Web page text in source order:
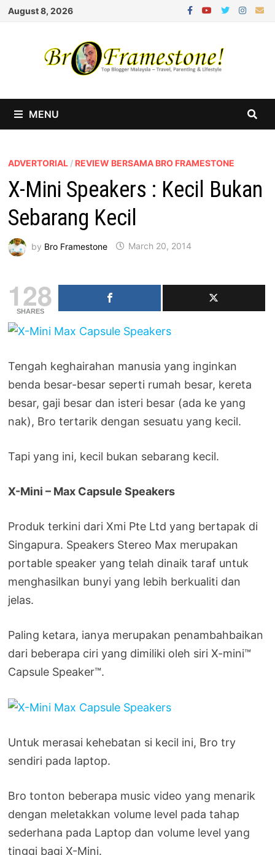
Skip
August 8, 2026
MENU
ADVERTORIAL / REVIEW BERSAMA BRO FRAMESTONE
X-Mini Speakers : Kecil Bukan
Sebarang Kecil
by Bro Framestone March 20, 2014
128
SHARES
Tengah keghairahan manusia yang inginkan
benda besar-besar seperti rumah besar, kereta
besar, gaji besar dan isteri besar (ada ke yang
nak), Bro tertarik dengan sesuatu yang kecil.
Tapi yang ini, kecil bukan sebarang kecil.
X-Mini – Max Capsule Speakers
Produk terkini dari Xmi Pte Ltd yang bertapak di
Singapura. Speakers Stereo Max merupakan
portable speaker yang telah dinaik taraf untuk
menghasilkan bunyi yang lebih berkualiti dan
jelas.
Paling ketara, ianya merupakan penambahbaikan
dari beberapa ciri yang dimiliki oleh siri X-mini™
Capsule Speaker™.
Untuk merasai kehebatan si kecil ini, Bro try
sendiri pada laptop.
Bro tonton beberapa music video yang menarik
dengan meletakkan volume level pada tahap
sederhana pada Laptop dan volume level yang
tinggi bagi X-Mini.